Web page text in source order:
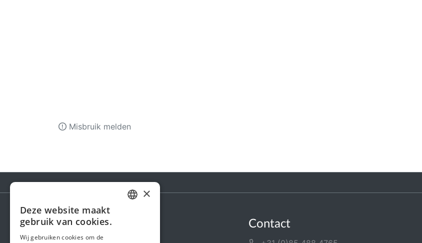
Misbruik melden
Steunactie Contact
×
Deze website maakt
gebruik van cookies.
Wij gebruiken cookies om de